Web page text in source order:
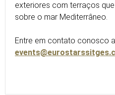
exteriores com terraços
sobre o mar Mediterrâneo.
Entre em contato conosco